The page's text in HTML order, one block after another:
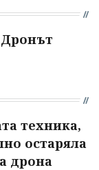
техника,
остаряла
дрона